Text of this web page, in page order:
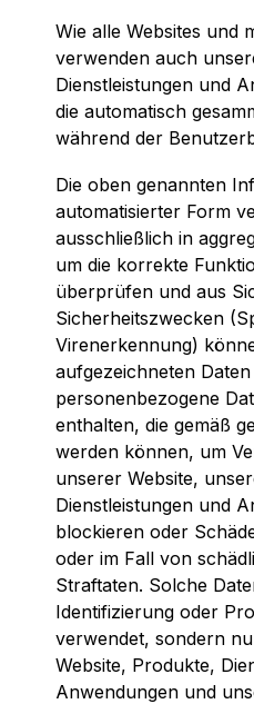
Wie alle Websites und
verwenden auch
Dienstleistungen und
die automatisch
während der
Die oben genannten
automatisierter Form
ausschließlich in
um die korrekte
überprüfen und aus
Sicherheitszwecken
Virenerkennung)
aufgezeichneten
personenbezogene
enthalten, die gemäß
werden können, um
unserer Website,
Dienstleistungen und
blockieren oder
oder im Fall von
Straftaten. Solche
Identifizierung oder
verwendet, sondern
Website, Produkte,
Anwendungen und